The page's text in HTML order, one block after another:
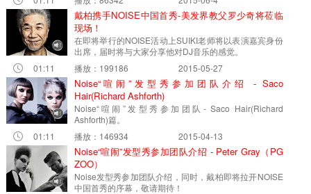
01:11
戴柏携手NOISE中国首秀-美发界教父罗少奇将莅临
现场！
在即将举行的NOISE活动上SUIKI老师将以表演嘉宾身份
出席，届时将与大家分享他对DJ音乐的感觉。
播放：199186
2015-05-27
01:11
Noise“喧闹”发型秀参加团队介绍 - Saco
Hair(Richard Ashforth)
Noise“喧闹”发型秀参加团队- Saco Hair(Richard
Ashforth)篇。
播放：146934
2015-04-13
Noise“喧闹”发型秀参加团队介绍 - Peter Gray（PG
ZOO）
Noise发型秀参加团队介绍，同时，戴柏即将拉开NOISE
中国首秀的序幕，敬请期待！